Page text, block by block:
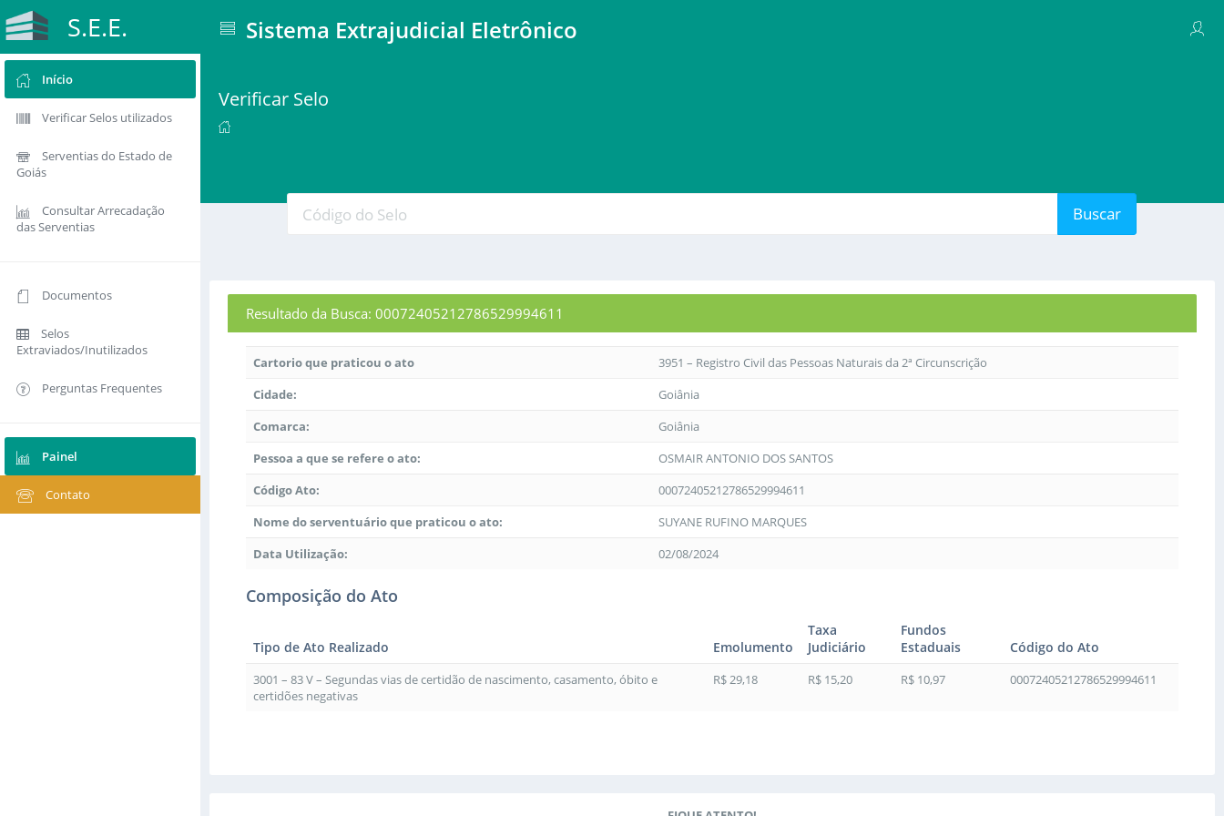
S.E.E. Sistema Extrajudicial Eletrônico
Verificar Selo
Buscar
Resultado da Busca: 00072405212786529994611
Cartorio que praticou o ato
3951 – Registro Civil das Pessoas Naturais da 2ª Circunscrição
Cidade:
Goiânia
Comarca:
Goiânia
Pessoa a que se refere o ato:
OSMAIR ANTONIO DOS SANTOS
Código Ato:
00072405212786529994611
Nome do serventuário que praticou o ato:
SUYANE RUFINO MARQUES
Data Utilização:
02/08/2024
Composição do Ato
Tipo de Ato Realizado Emolumento
Taxa
Judiciário
Fundos
Estaduais
Código do Ato
3001 – 83 V – Segundas vias de certidão de nascimento, casamento, óbito e
certidões negativas
R$ 29,18 R$ 15,20 R$ 10,97 00072405212786529994611
Início
Verificar Selos utilizados
Serventias do Estado de
Goiás
Consultar Arrecadação
das Serventias
Documentos
Selos
Extraviados/Inutilizados
Perguntas Frequentes
Painel
Contato